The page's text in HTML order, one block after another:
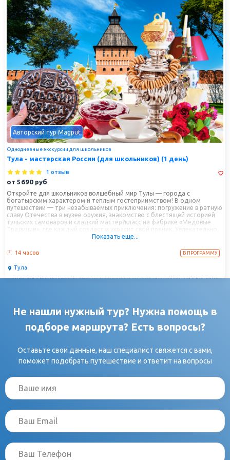
Авторский тур Magput
Однодневные экскурсии для школьников
Тула - мастерская России (для школьников) (1 день)
1 отзыв
от 5690 руб
Откройте для школьников волшебный мир Тулы — города с
богатырским характером и тёплым гостеприимством! В одном
путешествии — три незабываемых приключения: погружение в ратную
славу Отечества в музее оружия, знакомство с блестящей историей
тульских самоваров и сладкий мастер?класс на фабрике «Медовые
вкусно и по?настоящему познавательно — такая экскурсия станет
Показать еще...
14 часов В ПРОГРАММУ
Тула
Не нашли нужный тур? Нужна помощь в
подборе маршрута? Есть вопросы?
Оставьте свои данные, наш специалист свяжется с вами,
поможет подобрать путешествие и ответит на вопросы